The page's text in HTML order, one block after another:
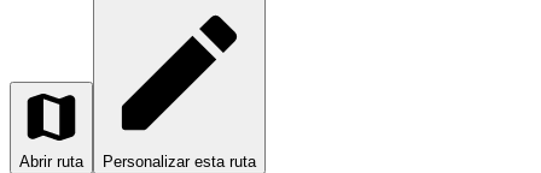
Abrir ruta Personalizar esta ruta